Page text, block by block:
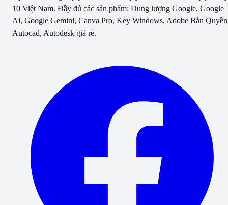
10 Việt Nam. Đầy đủ các sản phẩm: Dung lượng Google, Google
Ai, Google Gemini, Canva Pro, Key Windows, Adobe Bản
Autocad, Autodesk giá rẻ.